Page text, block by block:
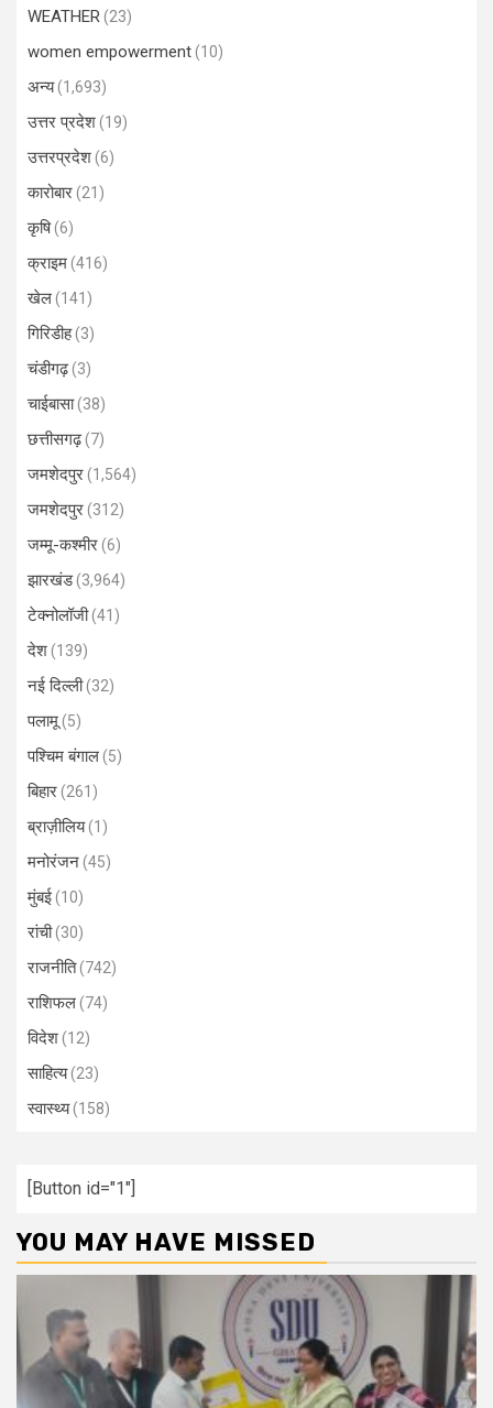
WEATHER(23)
women empowerment(10)
अन्य(1,693)
उत्तर प्रदेश(19)
उत्तरप्रदेश(6)
कारोबार(21)
कृषि(6)
क्राइम(416)
खेल(141)
गिरिडीह(3)
चंडीगढ़(3)
चाईबासा(38)
छत्तीसगढ़(7)
जमशेदपुर(1,564)
जमशेदपुर(312)
जम्मू-कश्मीर(6)
झारखंड(3,964)
टेक्नोलॉजी(41)
देश(139)
नई दिल्ली(32)
पलामू(5)
पश्चिम बंगाल(5)
बिहार(261)
ब्राज़ीलिय(1)
मनोरंजन(45)
मुंबई(10)
रांची(30)
राजनीति(742)
राशिफल(74)
विदेश(12)
साहित्य(23)
स्वास्थ्य(158)
[Button id="1"]
YOU MAY HAVE MISSED